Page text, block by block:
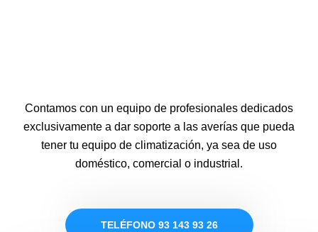
Contamos con un equipo de profesionales dedicados
exclusivamente a dar soporte a las averías que pueda
tener tu equipo de climatización, ya sea de uso
doméstico, comercial o industrial.
TELÉFONO 93 143 93 26